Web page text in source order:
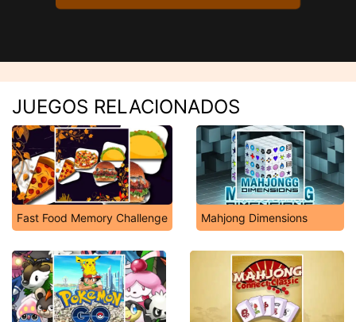
JUEGOS RELACIONADOS
Fast Food Memory Challenge Mahjong Dimensions